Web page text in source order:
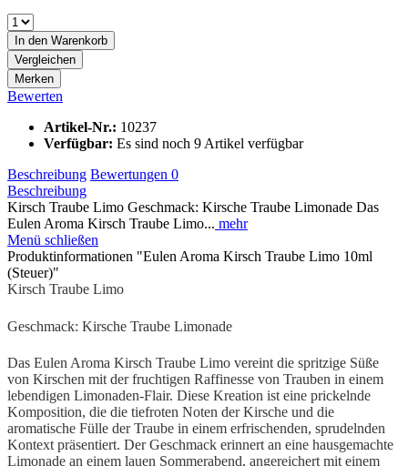
In den Warenkorb
Vergleichen
Merken
Bewerten
Artikel-Nr.: 10237
Verfügbar: Es sind noch 9 Artikel verfügbar
Beschreibung Bewertungen 0
Beschreibung
Kirsch Traube Limo Geschmack: Kirsche Traube Limonade Das
Eulen Aroma Kirsch Traube Limo... mehr
Menü schließen
Produktinformationen "Eulen Aroma Kirsch Traube Limo 10ml
(Steuer)"
Kirsch Traube Limo
Geschmack: Kirsche Traube Limonade
Das Eulen Aroma Kirsch Traube Limo vereint die spritzige Süße
von Kirschen mit der fruchtigen Raffinesse von Trauben in einem
lebendigen Limonaden-Flair. Diese Kreation ist eine prickelnde
Komposition, die die tiefroten Noten der Kirsche und die
aromatische Fülle der Traube in einem erfrischenden, sprudelnden
Kontext präsentiert. Der Geschmack erinnert an eine hausgemachte
Limonade an einem lauen Sommerabend, angereichert mit einem